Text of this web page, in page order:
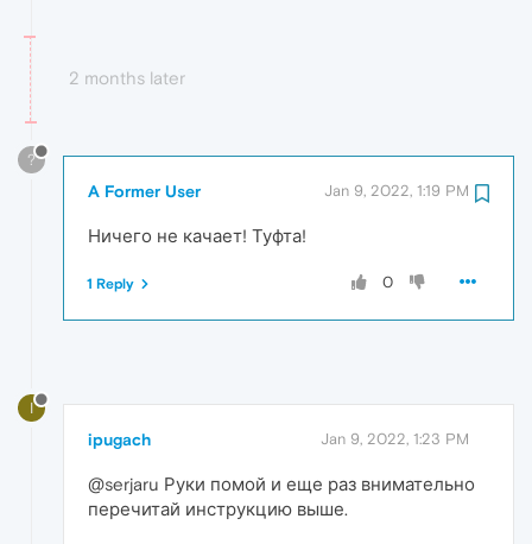
2 months later
?
A Former User Jan 9, 2022, 1:19 PM
Ничего не качает! Туфта!
0
1 Reply
I
ipugach Jan 9, 2022, 1:23 PM
@serjaru Руки помой и еще раз внимательно
перечитай инструкцию выше.